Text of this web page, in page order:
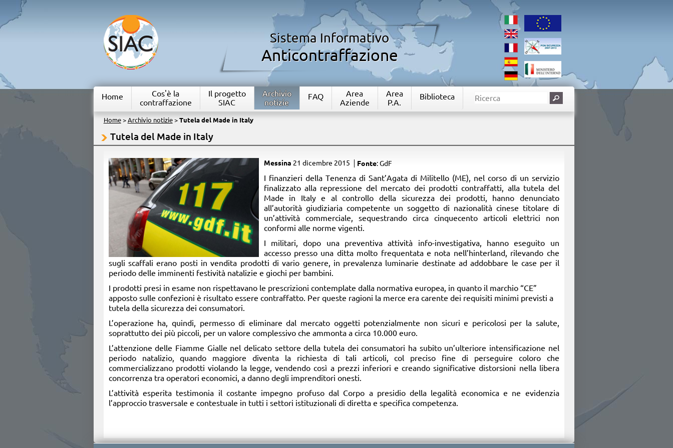
Sistema Informativo
Anticontraffazione
Home
Cos'è la
contraffazione
Il progetto
SIAC
Archivio
notizie
FAQ
Area
Aziende
Area
P.A.
Biblioteca
Home> Archivio notizie> Tutela del Made in Italy
Tutela del Made in Italy
Messina 21 dicembre 2015 Fonte: GdF
​I finanzieri della Tenenza di Sant’Agata di Militello (ME), nel corso di un servizio
finalizzato alla repressione del mercato dei prodotti contraffatti, alla tutela del
Made in Italy e al controllo della sicurezza dei prodotti, hanno denunciato
all’autorità giudiziaria competente un soggetto di nazionalità cinese titolare di
un’attività commerciale, sequestrando circa cinquecento articoli elettrici non
conformi alle norme vigenti.
I militari, dopo una preventiva attività info-investigativa, hanno eseguito un
accesso presso una ditta molto frequentata e nota nell’hinterland, rilevando che
sugli scaffali erano posti in vendita prodotti di vario genere, in prevalenza luminarie destinate ad addobbare le case per il
periodo delle imminenti festività natalizie e giochi per bambini.
I prodotti presi in esame non rispettavano le prescrizioni contemplate dalla normativa europea, in quanto il marchio “CE”
apposto sulle confezioni è risultato essere contraffatto. Per queste ragioni la merce era carente dei requisiti minimi previsti a
tutela della sicurezza dei consumatori.
L’operazione ha, quindi, permesso di eliminare dal mercato oggetti potenzialmente non sicuri e pericolosi per la salute,
soprattutto dei più piccoli, per un valore complessivo che ammonta a circa 10.000 euro.
L’attenzione delle Fiamme Gialle nel delicato settore della tutela dei consumatori ha subito un’ulteriore intensificazione nel
periodo natalizio, quando maggiore diventa la richiesta di tali articoli, col preciso fine di perseguire coloro che
commercializzano prodotti violando la legge, vendendo così a prezzi inferiori e creando significative distorsioni nella libera
concorrenza tra operatori economici, a danno degli imprenditori onesti.
L’attività esperita testimonia il costante impegno profuso dal Corpo a presidio della legalità economica e ne evidenzia
l’approccio trasversale e contestuale in tutti i settori istituzionali di diretta e specifica competenza.